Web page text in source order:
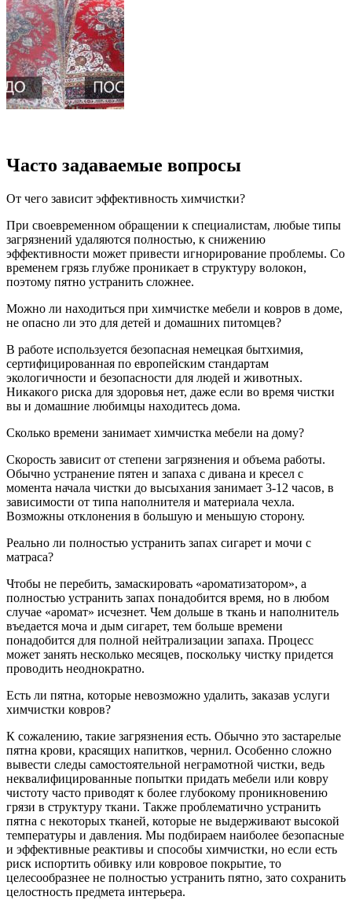
Часто задаваемые вопросы
От чего зависит эффективность химчистки?
При своевременном обращении к специалистам, любые типы
загрязнений удаляются полностью, к снижению
эффективности может привести игнорирование проблемы. Со
временем грязь глубже проникает в структуру волокон,
поэтому пятно устранить сложнее.
Можно ли находиться при химчистке мебели и ковров в доме,
не опасно ли это для детей и домашних питомцев?
В работе используется безопасная немецкая бытхимия,
сертифицированная по европейским стандартам
экологичности и безопасности для людей и животных.
Никакого риска для здоровья нет, даже если во время чистки
вы и домашние любимцы находитесь дома.
Сколько времени занимает химчистка мебели на дому?
Скорость зависит от степени загрязнения и объема работы.
Обычно устранение пятен и запаха с дивана и кресел с
момента начала чистки до высыхания занимает 3-12 часов, в
зависимости от типа наполнителя и материала чехла.
Возможны отклонения в большую и меньшую сторону.
Реально ли полностью устранить запах сигарет и мочи с
матраса?
Чтобы не перебить, замаскировать «ароматизатором», а
полностью устранить запах понадобится время, но в любом
случае «аромат» исчезнет. Чем дольше в ткань и наполнитель
въедается моча и дым сигарет, тем больше времени
понадобится для полной нейтрализации запаха. Процесс
может занять несколько месяцев, поскольку чистку придется
проводить неоднократно.
Есть ли пятна, которые невозможно удалить, заказав услуги
химчистки ковров?
К сожалению, такие загрязнения есть. Обычно это застарелые
пятна крови, красящих напитков, чернил. Особенно сложно
вывести следы самостоятельной неграмотной чистки, ведь
неквалифицированные попытки придать мебели или ковру
чистоту часто приводят к более глубокому проникновению
грязи в структуру ткани. Также проблематично устранить
пятна с некоторых тканей, которые не выдерживают высокой
температуры и давления. Мы подбираем наиболее безопасные
и эффективные реактивы и способы химчистки, но если есть
риск испортить обивку или ковровое покрытие, то
целесообразнее не полностью устранить пятно, зато сохранить
целостность предмета интерьера.